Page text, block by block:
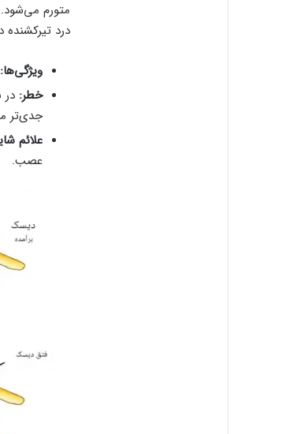
متورم
درد تیرکشنده
ویژگی‌ها:
خطر:
جدی‌تر
علائم
عصب.